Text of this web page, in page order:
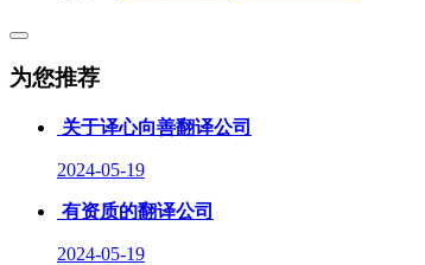
为您推荐
关于译心向善翻译公司
2024-05-19
有资质的翻译公司
2024-05-19